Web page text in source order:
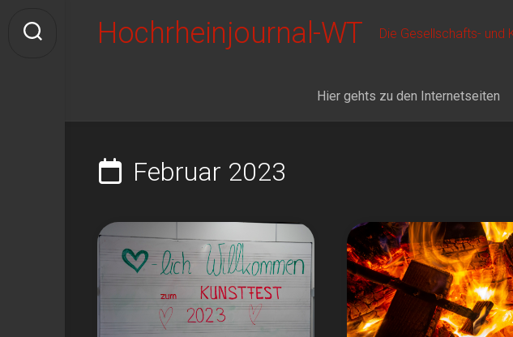
content
Hochrheinjournal-WT Die Gesellschafts- und
Hier gehts zu den Internetseiten
Februar 2023